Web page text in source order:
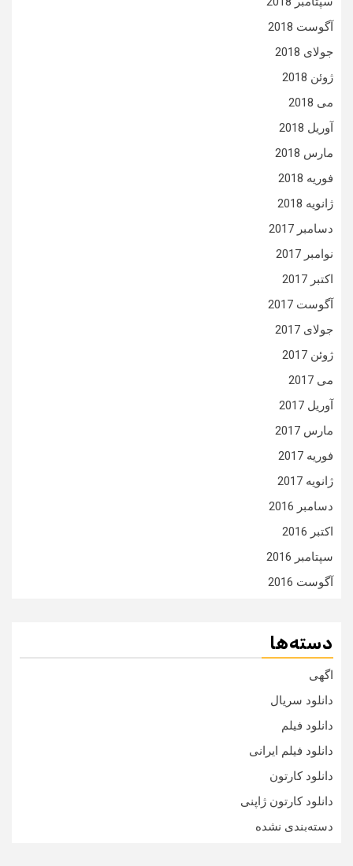
آگوست 2018
جولای 2018
ژوئن 2018
می 2018
آوریل 2018
مارس 2018
فوریه 2018
ژانویه 2018
دسامبر 2017
نوامبر 2017
اکتبر 2017
آگوست 2017
جولای 2017
ژوئن 2017
می 2017
آوریل 2017
مارس 2017
فوریه 2017
ژانویه 2017
دسامبر 2016
اکتبر 2016
سپتامبر 2016
آگوست 2016
دسته‌ها
اگهی
دانلود سریال
دانلود فیلم
دانلود فیلم ایرانی
دانلود کارتون
دانلود کارتون ژاپنی
دسته‌بندی نشده